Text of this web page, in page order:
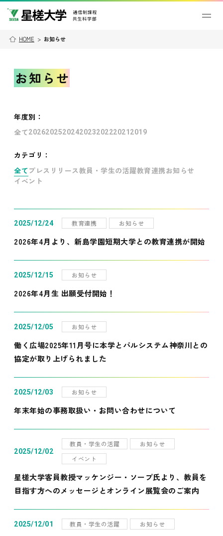
HOME > お知らせ
お知らせ
年度別 ：
全て202620252024202320222021 2019
カテゴリ：
全て プレスリリース教員・学生の活躍教育連携お知らせ
イベント
2025/12/24 教育連携 お知らせ
2026年4月より、新島学園短期大学との教育連携が開始
2025/12/15 お知らせ
2026年4月生 出願受付開始！
2025/12/05 お知らせ
働く広場2025年11月号に本学とパルシステム神奈川との
協定が取り上げられました
2025/12/03 お知らせ
年末年始の事務取扱い・お問い合わせについて
2025/12/02
教員・学生の活躍
お知らせ
イベント
星槎大学客員教授マッケンジー・ソープ氏より、教員を
目指す方へのメッセージとオンライン展覧会のご案内
2025/12/01 教員・学生の活躍 お知らせ